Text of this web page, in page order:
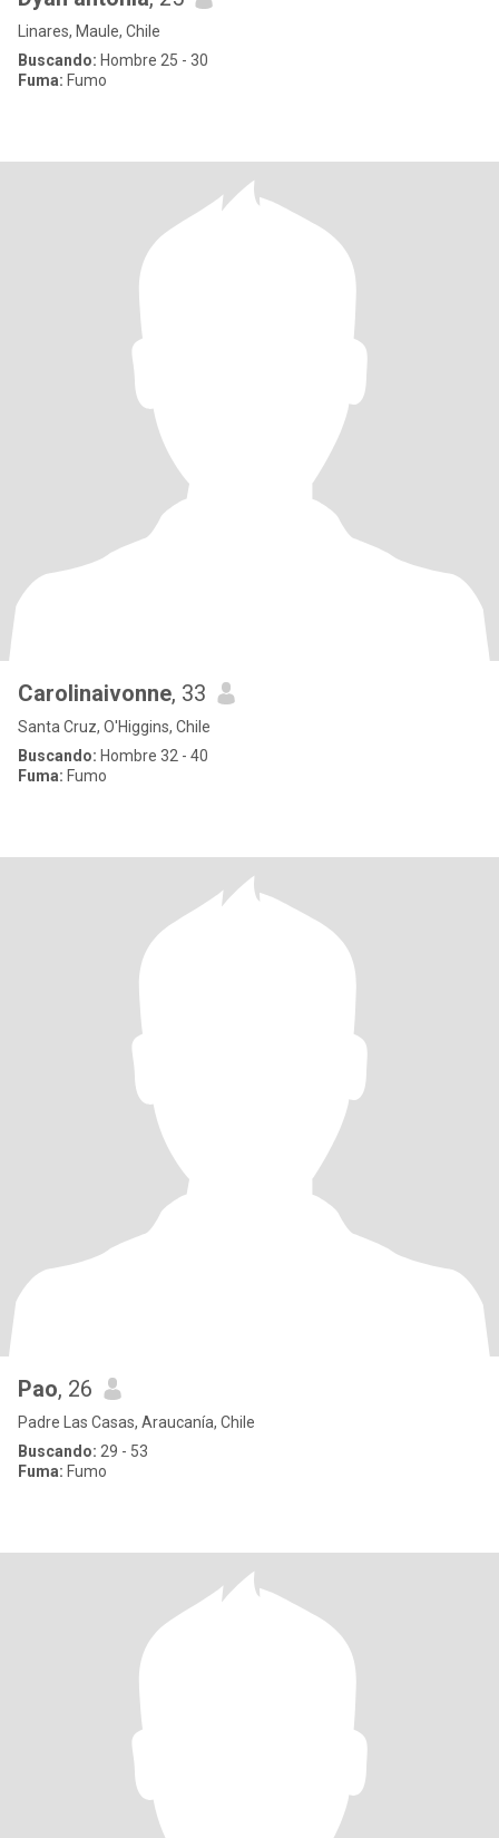
Linares, Maule, Chile
Buscando: Hombre 25 - 30
Fuma: Fumo
Carolinaivonne, 33
Santa Cruz, O'Higgins, Chile
Buscando: Hombre 32 - 40
Fuma: Fumo
Pao, 26
Padre Las Casas, Araucanía, Chile
Buscando: 29 - 53
Fuma: Fumo